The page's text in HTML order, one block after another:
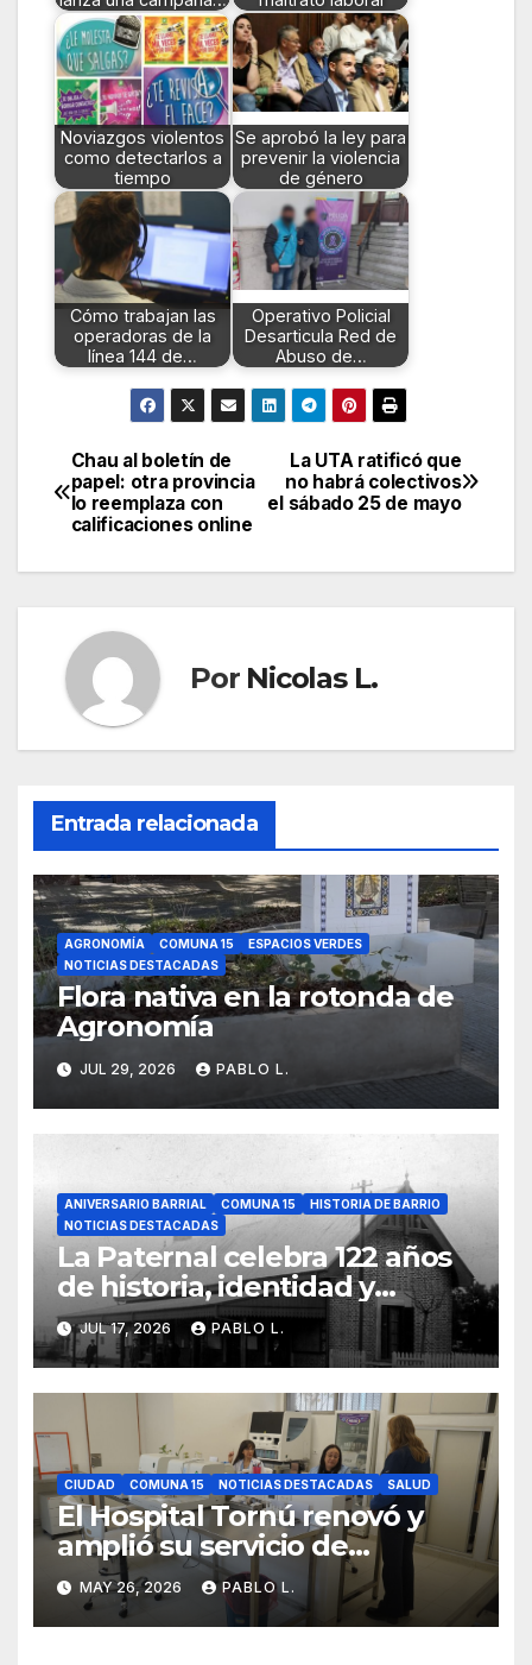
Noviazgos violentos
como detectarlos a
tiempo
Se aprobó la ley para
prevenir la violencia
de género
Cómo trabajan las
operadoras de la
línea 144 de…
Operativo Policial
Desarticula Red de
Abuso de…
Navegación
de
entradas
La UTA ratificó que
no habrá colectivos
el sábado 25 de mayo
Chau al boletín de
papel: otra provincia
lo reemplaza con
calificaciones online
Por Nicolas L.
Entrada relacionada
AGRONOMÍA COMUNA 15
ESPACIOS VERDES
NOTICIAS DESTACADAS
Flora nativa en la rotonda de
Agronomía
JUL 29, 2026 PABLO L.
ANIVERSARIO BARRIAL COMUNA 15
HISTORIA DE BARRIO
NOTICIAS DESTACADAS
La Paternal celebra 122 años
de historia, identidad y
memoria barrial
JUL 17, 2026 PABLO L.
CIUDAD COMUNA 15 NOTICIAS DESTACADAS SALUD
El Hospital Tornú renovó y
amplió su servicio de
Anatomía Patológica en
Parque Chas
MAY 26, 2026 PABLO L.